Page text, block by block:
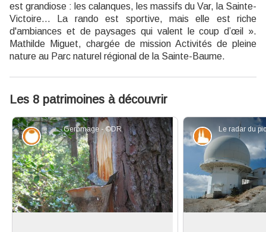
est grandiose : les calanques, les massifs du Var, la Sainte-
Victoire… La rando est sportive, mais elle est riche
d'ambiances et de paysages qui valent le coup d’œil ».
Mathilde Miguet, chargée de mission Activités de pleine
nature au Parc naturel régional de la Sainte-Baume.
Les 8 patrimoines à découvrir
Gemmage - ©DR
Savoir-faire Patrimoine